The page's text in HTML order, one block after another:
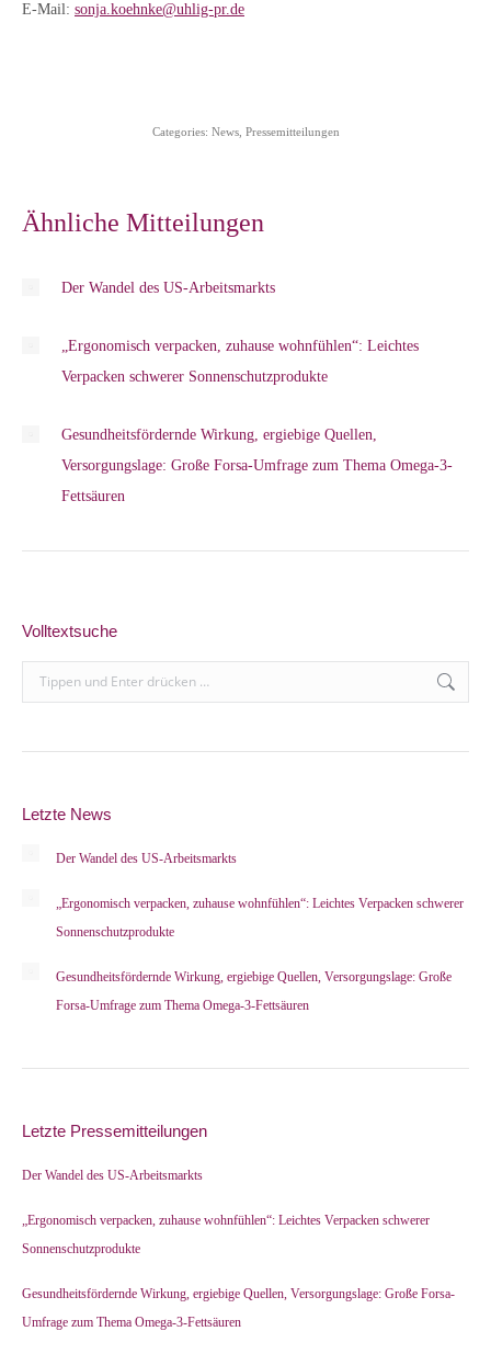
E-Mail: sonja.koehnke@uhlig-pr.de
Categories: News, Pressemitteilungen
Ähnliche Mitteilungen
Der Wandel des US-Arbeitsmarkts
„Ergonomisch verpacken, zuhause wohnfühlen“: Leichtes
Verpacken schwerer Sonnenschutzprodukte
Gesundheitsfördernde Wirkung, ergiebige Quellen,
Versorgungslage: Große Forsa-Umfrage zum Thema Omega-3-
Fettsäuren
Volltextsuche
Search:
Letzte News
Der Wandel des US-Arbeitsmarkts
„Ergonomisch verpacken, zuhause wohnfühlen“: Leichtes Verpacken schwerer
Sonnenschutzprodukte
Gesundheitsfördernde Wirkung, ergiebige Quellen, Versorgungslage: Große
Forsa-Umfrage zum Thema Omega-3-Fettsäuren
Letzte Pressemitteilungen
Der Wandel des US-Arbeitsmarkts
„Ergonomisch verpacken, zuhause wohnfühlen“: Leichtes Verpacken schwerer
Sonnenschutzprodukte
Gesundheitsfördernde Wirkung, ergiebige Quellen, Versorgungslage: Große Forsa-
Umfrage zum Thema Omega-3-Fettsäuren